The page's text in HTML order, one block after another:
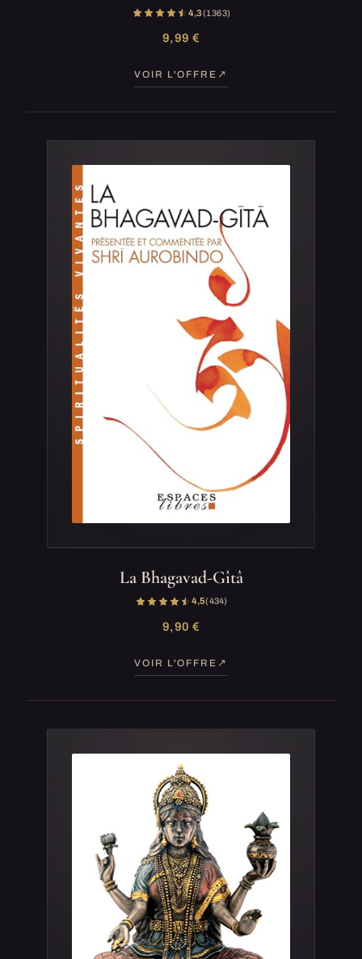
4,3(1 363)
9,99 €
VOIR L'OFFRE
La Bhagavad-Gîtâ
4,5(434)
9,90 €
VOIR L'OFFRE